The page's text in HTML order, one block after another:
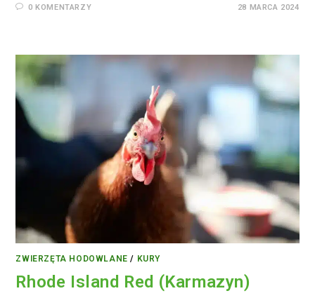
0 KOMENTARZY 28 MARCA 2024
ZWIERZĘTA HODOWLANE / KURY
Rhode Island Red (Karmazyn)